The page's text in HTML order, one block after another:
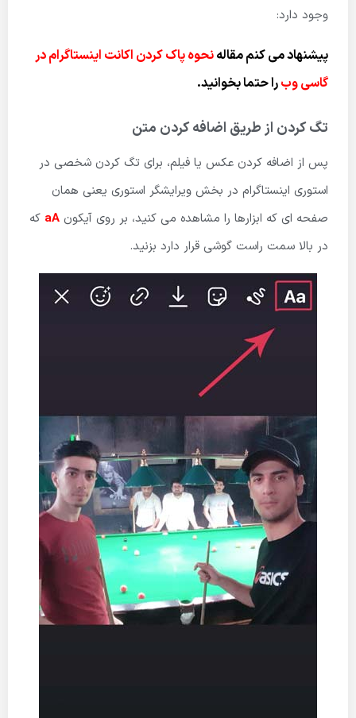
وجود دارد:
پیشنهاد می کنم مقالهنحوه پاک کردن اکانت اینستاگرام در
گاسی وبرا حتما بخوانید.
تگ کردن از طریق اضافه کردن متن
پس از اضافه کردن عکس یا فیلم، برای تگ کردن شخصی در
استوری اینستاگرام در بخش ویرایشگر استوری یعنی همان
صفحه ای که ابزارها را مشاهده می کنید، بر روی آیکون aA که
در بالا سمت راست گوشی قرار دارد بزنید.